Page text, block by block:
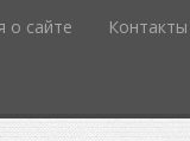
о сайте Контакты